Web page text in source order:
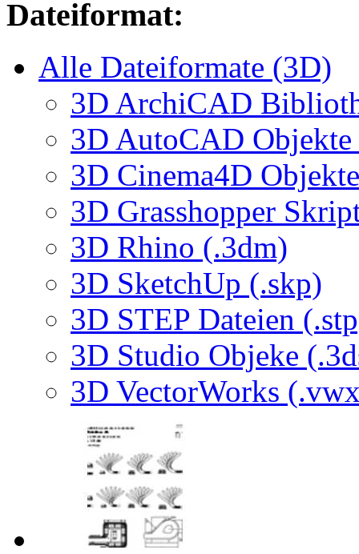
Dateiformat:
Alle Dateiformate (3D)
3D ArchiCAD
3D AutoCAD
3D Cinema4D
3D Grasshopper
3D Rhino (.3dm)
3D SketchUp (.skp)
3D STEP Dateien
3D Studio Objeke
3D VectorWorks